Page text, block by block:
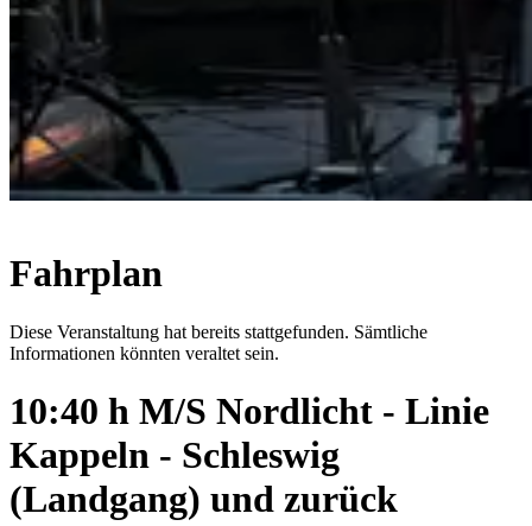
Fahrplan
Diese Veranstaltung hat bereits stattgefunden. Sämtliche
Informationen könnten veraltet sein.
10:40 h M/S Nordlicht - Linie
Kappeln - Schleswig
(Landgang) und zurück